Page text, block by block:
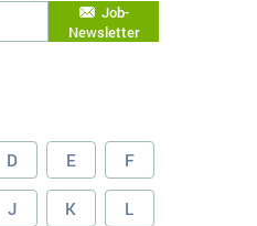
Job-
Newsletter
D E F
J K L